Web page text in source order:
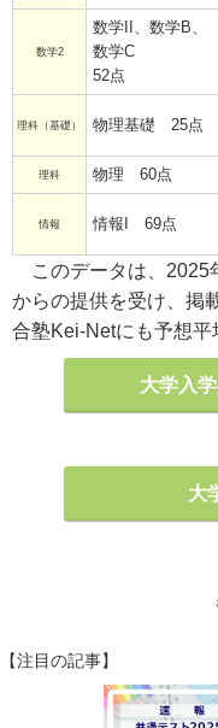
数学2
数学II、数学B、
数学C
52点
理科（基礎） 物理基礎 25点
理科 物理 60点
情報 情報I 69点
このデータは、2025
からの提供を受け、掲
合塾Kei-Netにも予想平
大学入
大
【注目の記事】